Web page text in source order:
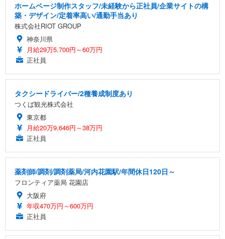
ホームページ制作スタッフ/未経験から正社員/企業サイトの構
築・デザイン/定着率高い/通勤手当あり
株式会社RIOT GROUP
神奈川県
月給29万5,700円～60万円
正社員
タクシードライバー/2種養成制度あり
つくば観光株式会社
東京都
月給20万9,646円～38万円
正社員
薬剤師/調剤/調剤薬局/河内花園駅/年間休日120日～
フロンティア薬局 花園店
大阪府
年収470万円～600万円
正社員